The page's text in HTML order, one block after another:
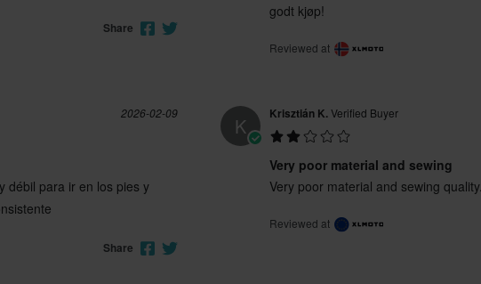
Share
godt kjøp!
Reviewed at
2026-02-09
débil para ir en los pies y
Share
K Krisztián K.Verified Buyer
Very poor material and sewing
Very poor material and sewing quality.
Reviewed at